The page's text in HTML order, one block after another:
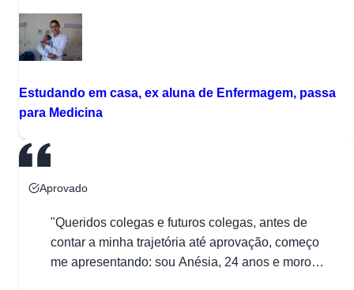
Paraná (UFPR) e Universidade Estadual do
Oeste do Paraná (UNIOESTE). Consegui as
duas aprovações estudando em sozinha, em
para os que, assim como eu, não se […]"
Estudando em casa, ex aluna de Enfermagem, passa
para Medicina
Aprovado
"Queridos colegas e futuros colegas, antes de
contar a minha trajetória até aprovação, começo
me apresentando: sou Anésia, 24 anos e moro